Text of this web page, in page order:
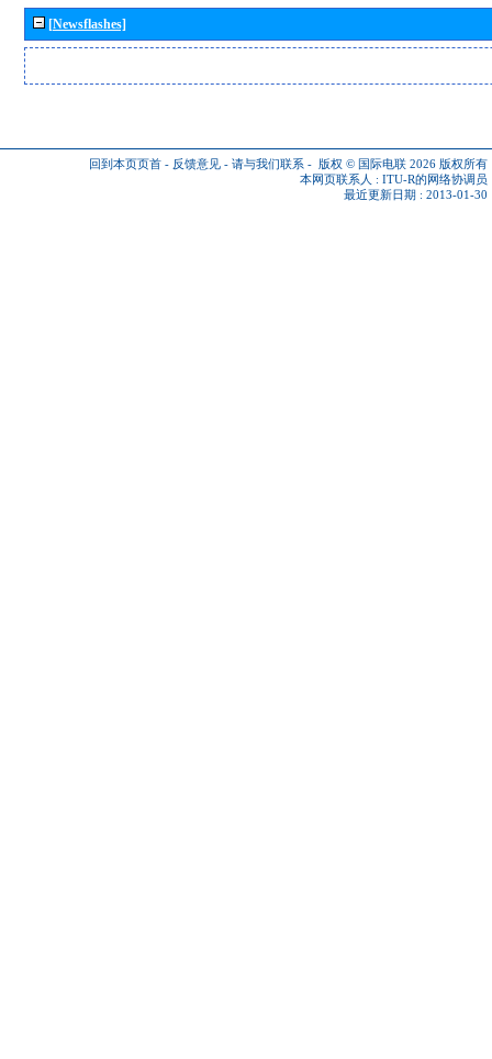
[Newsflashes]
回到本页页首 - 反馈意见 - 请与我们联系 - 版权 © 国际电联 2026 版权所有
本网页联系人 : ITU-R的网络协调员
最近更新日期 : 2013-01-30